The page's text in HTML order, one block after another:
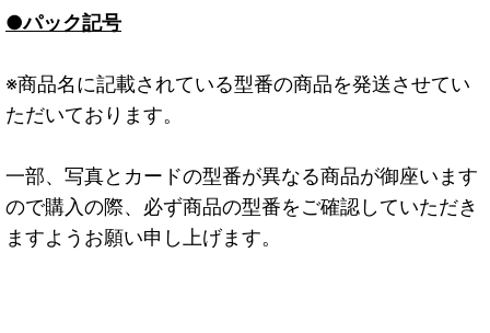
●パック記号
※商品名に記載されている型番の商品を発送させてい
ただいております。
一部、写真とカードの型番が異なる商品が御座います
ので購入の際、必ず商品の型番をご確認していただき
ますようお願い申し上げます。